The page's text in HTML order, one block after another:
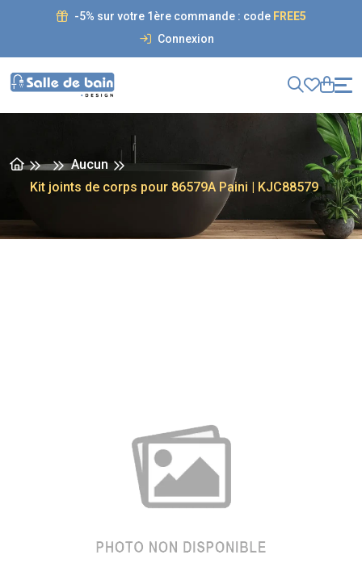
-5% sur votre 1ère commande : code FREE5
Connexion
Aucun
Kit joints de corps pour 86579A Paini | KJC88579